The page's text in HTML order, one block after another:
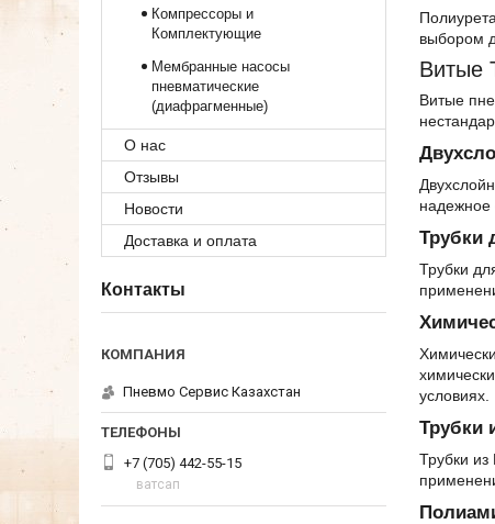
выбором
Витые
Витые
надежное
Трубки
Трубки
условиях.
Трубки
Трубки
Компрессоры и
Комплектующие
Мембранные насосы
пневматические
(диафрагменные)
О нас
Отзывы
Новости
Доставка и оплата
Контакты
Пневмо Сервис Казахстан
+7 (705) 442-55-15
ватсап